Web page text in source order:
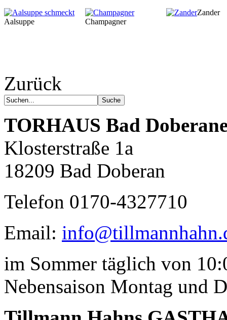
auch auf.
Unzählige Interviews,
Internetmedien zeigen das große
Interesse an anspruchsvoller Küche.
Geheimnisse, die
Ein Potpourri professioneller Rezepte.
Für Liebhaber der einfachen und
regionalen Küche. Nachkochbar, aber
immer mit der besonderen Note.
Aalsuppe Champagner
Zander
Zurück
TORHAUS Bad
Klosterstraße 1a
18209 Bad Doberan
Telefon 0170-4327710
Email:
im Sommer täglich von
Nebensaison Montag und